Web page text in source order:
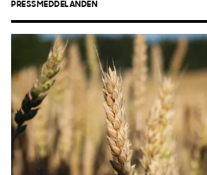
PRESSMEDDELANDEN